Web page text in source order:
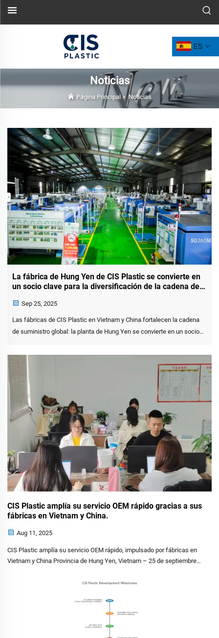
ES
Noticias
Página Principal >Noticias
La fábrica de Hung Yen de CIS Plastic se convierte en
un socio clave para la diversificación de la cadena de
Sep 25, 2025
Las fábricas de CIS Plastic en Vietnam y China fortalecen la cadena
de suministro global: la planta de Hung Yen se convierte en un socio
Vietnam – 25 de septiembre de 2025 – Establecida en 2009, CIS
CIS Plastic amplía su servicio OEM rápido gracias a sus
fábricas en Vietnam y China.
Aug 11, 2025
CIS Plastic amplía su servicio OEM rápido, impulsado por fábricas en
Vietnam y China Provincia de Hung Yen, Vietnam – 25 de septiembre
plásticos con bases de producción en...